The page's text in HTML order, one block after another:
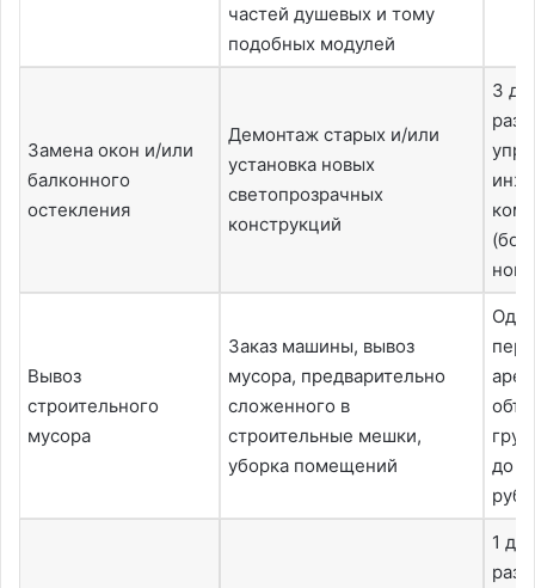
частей душевых и тому
подобных модулей
Замена окон и/или
балконного
остекления
Демонтаж старых и/или
установка новых
светопрозрачных
конструкций
3
Вывоз
строительного
мусора
Заказ машины, вывоз
мусора, предварительно
сложенного в
строительные мешки,
уборка помещений
до 5
руб.
1